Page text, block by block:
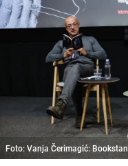
Foto: Vanja Čerimagić: Bookstan